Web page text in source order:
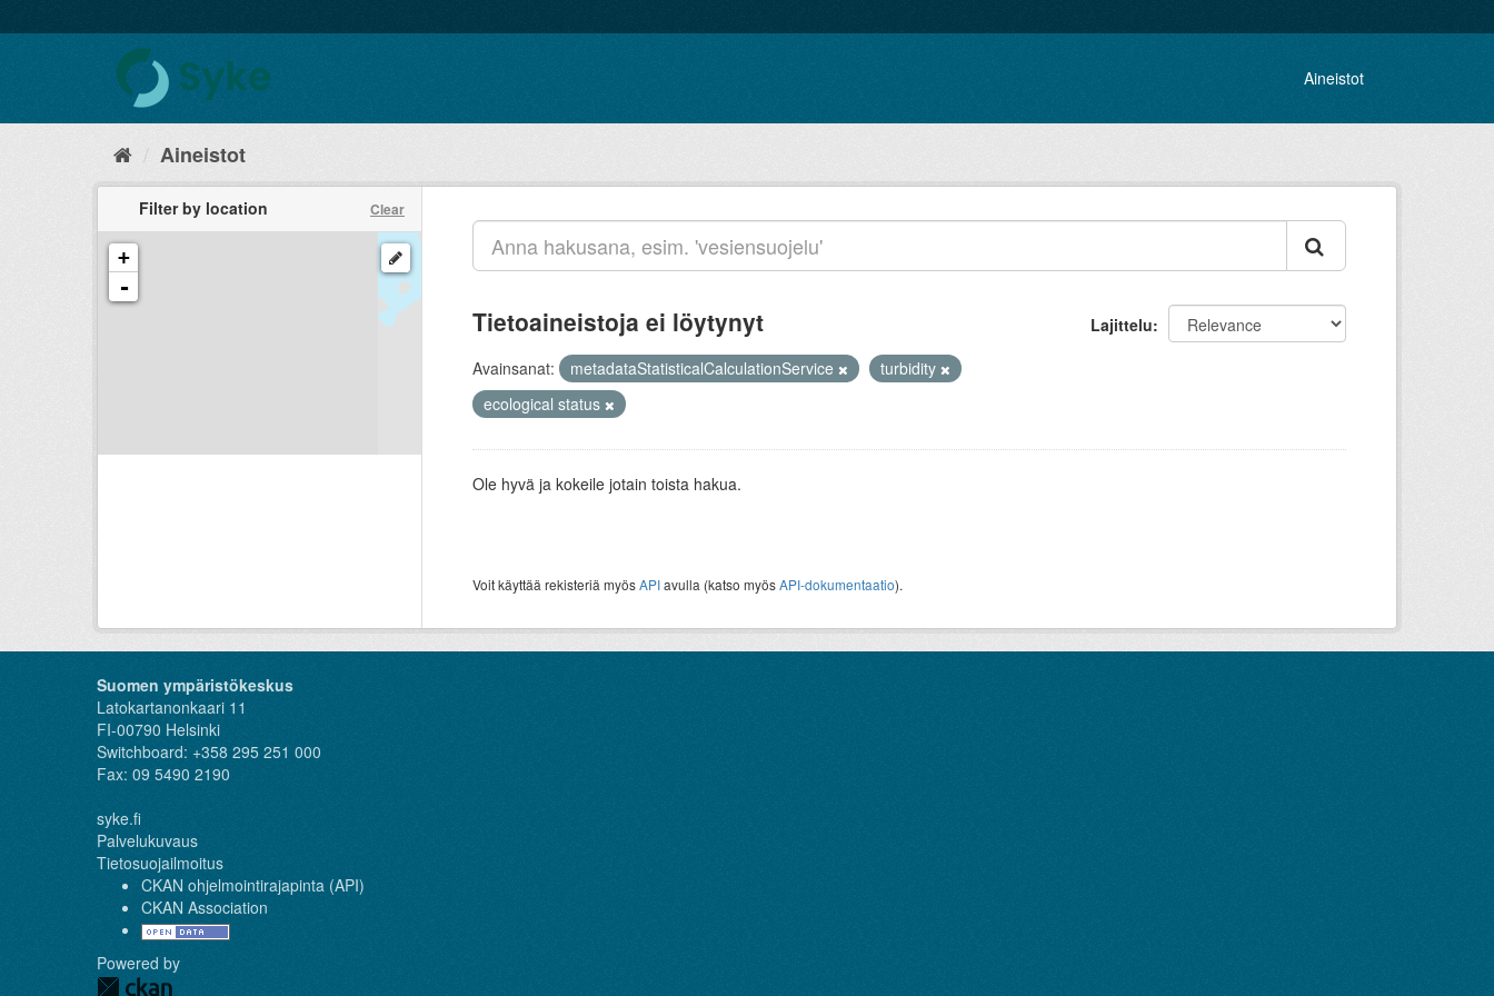
Aineistot
Aineistot
Filter by location Clear
+
-
Lajittelu
Tietoaineistoja ei löytynyt
Avainsanat: metadataStatisticalCalculationService
turbidity
ecological status
Ole hyvä ja kokeile jotain toista hakua.
Voit käyttää rekisteriä myösAPIavulla (katso myösAPI-dokumentaatio).
Suomen ympäristökeskus
Latokartanonkaari 11
FI-00790 Helsinki
Switchboard: +358 295 251 000
Fax: 09 5490 2190
syke.fi
Palvelukuvaus
Tietosuojailmoitus
CKAN ohjelmointirajapinta (API)
CKAN Association
Powered by